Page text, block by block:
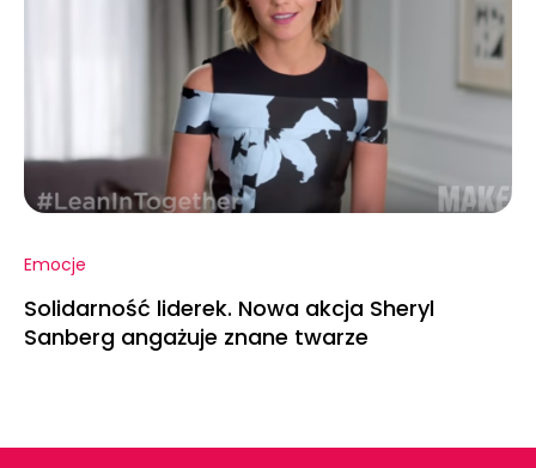
Emocje
Solidarność liderek. Nowa akcja Sheryl
Sanberg angażuje znane twarze